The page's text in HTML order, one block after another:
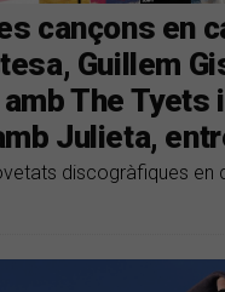
cançons en
Guillem
The Tyets
Julieta,
discogràfiques en